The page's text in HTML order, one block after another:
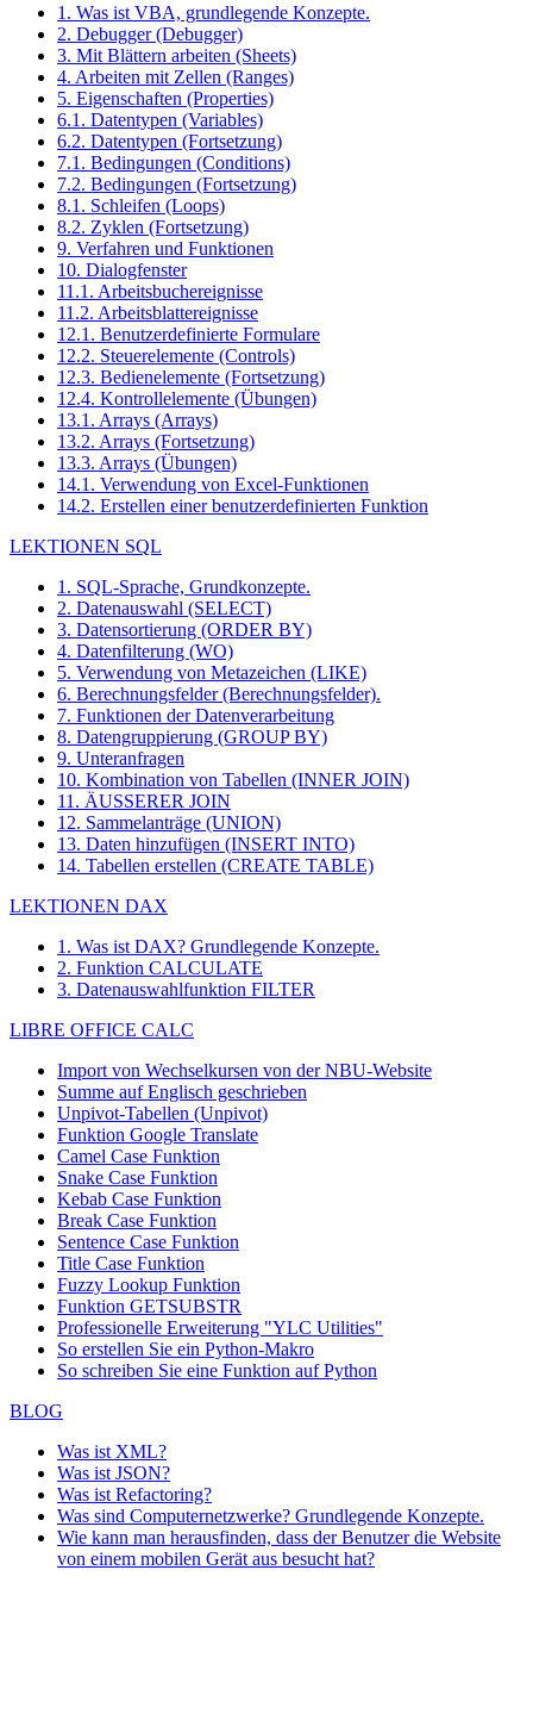
1. Was ist VBA, grundlegende Konzepte.
2. Debugger (Debugger)
3. Mit Blättern arbeiten (Sheets)
4. Arbeiten mit Zellen (Ranges)
5. Eigenschaften (Properties)
6.1. Datentypen (Variables)
6.2. Datentypen (Fortsetzung)
7.1. Bedingungen (Conditions)
7.2. Bedingungen (Fortsetzung)
8.1. Schleifen (Loops)
8.2. Zyklen (Fortsetzung)
9. Verfahren und Funktionen
10. Dialogfenster
11.1. Arbeitsbuchereignisse
11.2. Arbeitsblattereignisse
12.1. Benutzerdefinierte Formulare
12.2. Steuerelemente (Controls)
12.3. Bedienelemente (Fortsetzung)
12.4. Kontrollelemente (Übungen)
13.1. Arrays (Arrays)
13.2. Arrays (Fortsetzung)
13.3. Arrays (Übungen)
14.1. Verwendung von Excel-Funktionen
14.2. Erstellen einer benutzerdefinierten Funktion
LEKTIONEN SQL
1. SQL-Sprache, Grundkonzepte.
2. Datenauswahl (SELECT)
3. Datensortierung (ORDER BY)
4. Datenfilterung (WO)
5. Verwendung von Metazeichen (LIKE)
6. Berechnungsfelder (Berechnungsfelder).
7. Funktionen der Datenverarbeitung
8. Datengruppierung (GROUP BY)
9. Unteranfragen
10. Kombination von Tabellen (INNER JOIN)
11. ÄUSSERER JOIN
12. Sammelanträge (UNION)
13. Daten hinzufügen (INSERT INTO)
14. Tabellen erstellen (CREATE TABLE)
LEKTIONEN DAX
1. Was ist DAX? Grundlegende Konzepte.
2. Funktion CALCULATE
3. Datenauswahlfunktion FILTER
LIBRE OFFICE CALC
Import von Wechselkursen von der NBU-Website
Summe auf Englisch geschrieben
Unpivot-Tabellen (Unpivot)
Funktion Google Translate
Camel Case Funktion
Snake Case Funktion
Kebab Case Funktion
Break Case Funktion
Sentence Case Funktion
Title Case Funktion
Fuzzy Lookup Funktion
Funktion GETSUBSTR
Professionelle Erweiterung "YLC Utilities"
So erstellen Sie ein Python-Makro
So schreiben Sie eine Funktion auf Python
BLOG
Was ist XML?
Was ist JSON?
Was ist Refactoring?
Was sind Computernetzwerke? Grundlegende Konzepte.
Wie kann man herausfinden, dass der Benutzer die Website
von einem mobilen Gerät aus besucht hat?